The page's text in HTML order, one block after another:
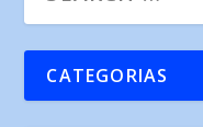
CATEGORIAS